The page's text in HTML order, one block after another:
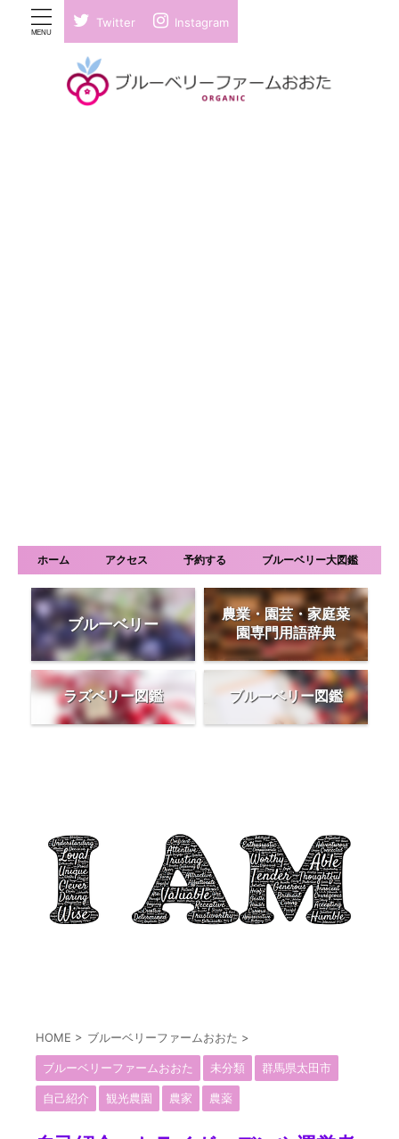
Twitter Instagram
ホーム アクセス 予約する ブルーベリー大図鑑
ブルーベリー
農業・園芸・家庭菜
園専門用語辞典
ラズベリー図鑑 ブルーベリー図鑑
HOME > ブルーベリーファームおおた >
ブルーベリーファームおおた 未分類 群馬県太田市
自己紹介 観光農園 農家 農薬